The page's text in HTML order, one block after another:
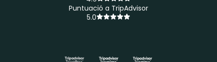
Puntuació a TripAdvisor
5.0